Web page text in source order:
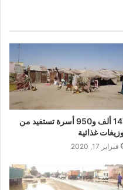
147 ألف و950 أسرة تستفيد من
غذائية
فبراير 17, 2020